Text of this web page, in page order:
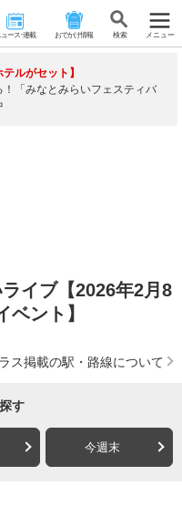
ース･連載 おでかけ情報 検 索 メニュー
ルがセット】
「みなとみらいフェスティバ
イブ【2026年2月8
ベント】
ス掲載の駅・路線について
す
今週末